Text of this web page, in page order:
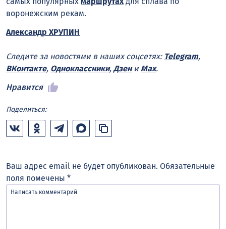
воронежским рекам.
Александр ХРУПИН
Следите за новостями в наших соцсетях: Telegram,
ВКонтакте, Одноклассники, Дзени Max.
Нравится
Поделиться:
Ваш адрес email не будет опубликован. Обязательные
поля помечены *